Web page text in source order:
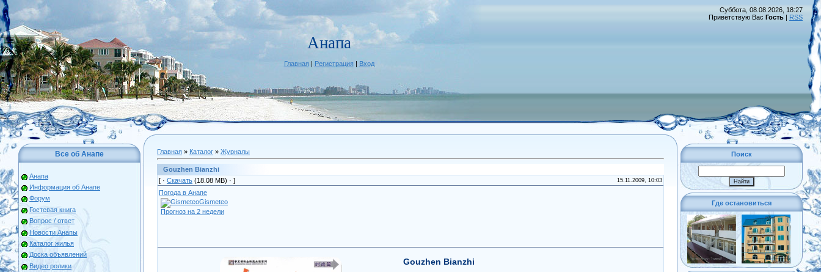
Анапа
Главная| Регистрация| Вход
Суббота, 08.08.2026, 18:27
Приветствую Вас Гость | RSS
Все об Анапе
Анапа
Информация об Анапе
Форум
Гостевая книга
Вопрос / ответ
Новости Анапы
Каталог жилья
Доска объявлений
Видео ролики
Главная » Каталог » Журналы
Gouzhen Bianzhi
[ · Скачать (18.08 МВ) · ] 15.11.2009, 10:03
Погода в Анапе
Gismeteo
Прогноз на 2 недели
Gouzhen Bianzhi
Поиск
Где остановиться